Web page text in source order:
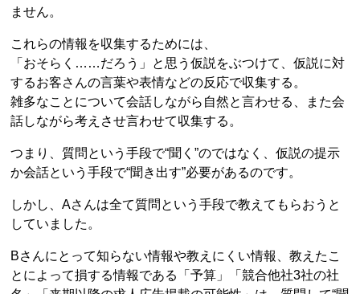
ません。
これらの情報を収集するためには、
「おそらく……だろう」と思う仮説をぶつけて、仮説に対
するお客さんの言葉や表情などの反応で収集する。
雑多なことについて会話しながら自然と言わせる、また会
話しながら考えさせ言わせて収集する。
つまり、質問という手段で“聞く”のではなく、仮説の提示
か会話という手段で“聞き出す”必要があるのです。
しかし、Aさんは全て質問という手段で教えてもらおうと
していました。
Bさんにとって知らない情報や教えにくい情報、教えたこ
とによって損する情報である「予算」「競合他社3社の社